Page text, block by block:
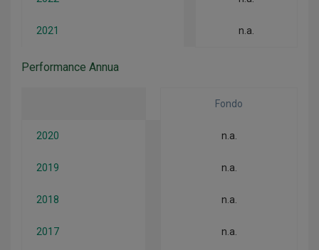
2021 n.a.
Performance Annua
Fondo
2020 n.a.
2019 n.a.
2018 n.a.
2017 n.a.